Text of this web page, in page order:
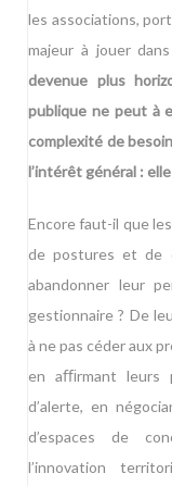
les associations,
majeur à jouer
devenue plus
publique ne peut à
complexité de
l’intérêt général :
Encore faut-il que
de postures et de
abandonner leur
gestionnaire ? De
à ne pas céder aux
en aﬃrmant leurs
d’alerte, en
d’espaces de
l’innovation